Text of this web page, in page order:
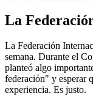
La
La Federación
semana. Durante el
planteó algo
federación" y esperar
experiencia. Es justo.